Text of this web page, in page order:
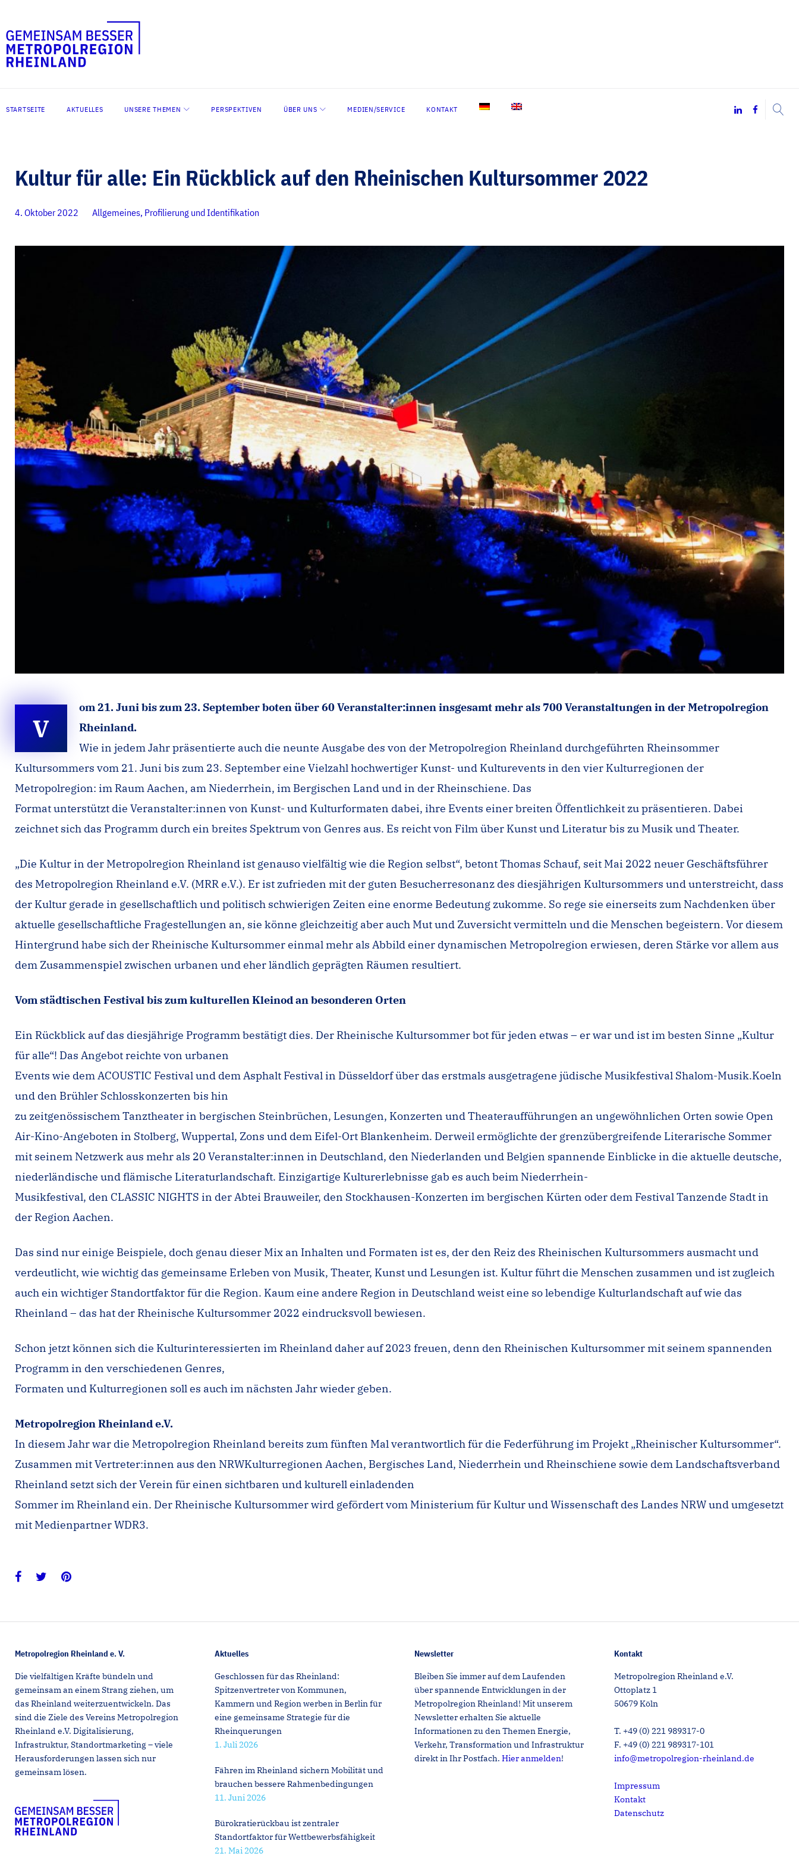
Inhalt
springen
STARTSEITE AKTUELLES UNSERE THEMEN PERSPEKTIVEN ÜBER UNS MEDIEN/SERVICE KONTAKT
Kultur für alle: Ein Rückblick auf den Rheinischen Kultursommer 2022
4. Oktober 2022 Allgemeines, Profilierung und Identifikation
V
om 21. Juni bis zum 23. September boten über 60 Veranstalter:innen insgesamt mehr als 700Veranstaltungen in der Metropolregion
Rheinland.
Wie in jedem Jahr präsentierte auch die neunte Ausgabe des von der Metropolregion Rheinland durchgeführten Rheinsommer
Kultursommers vom 21. Juni bis zum 23. September eine Vielzahl hochwertiger Kunst- und Kulturevents in den vier Kulturregionen der
Metropolregion: im Raum Aachen, am Niederrhein, im Bergischen Land und in der Rheinschiene. Das
Format unterstützt die Veranstalter:innen von Kunst- und Kulturformaten dabei, ihre Events einer breiten Öffentlichkeit zu präsentieren. Dabei
zeichnet sich das Programm durch ein breites Spektrum von Genres aus. Es reicht von Film über Kunst und Literatur bis zu Musik und Theater.
„Die Kultur in der Metropolregion Rheinland ist genauso vielfältig wie die Region selbst“, betont Thomas Schauf, seit Mai 2022 neuer Geschäftsführer
des Metropolregion Rheinland e.V. (MRR e.V.). Er ist zufrieden mit der guten Besucherresonanz des diesjährigen Kultursommers und unterstreicht, dass
der Kultur gerade in gesellschaftlich und politisch schwierigen Zeiten eine enorme Bedeutung zukomme. So rege sie einerseits zum Nachdenken über
aktuelle gesellschaftliche Fragestellungen an, sie könne gleichzeitig aber auch Mut und Zuversicht vermitteln und die Menschen begeistern. Vor diesem
Hintergrund habe sich der Rheinische Kultursommer einmal mehr als Abbild einer dynamischen Metropolregion erwiesen, deren Stärke vor allem aus
dem Zusammenspiel zwischen urbanen und eher ländlich geprägten Räumen resultiert.
Vom städtischen Festival bis zum kulturellen Kleinod an besonderen Orten
Ein Rückblick auf das diesjährige Programm bestätigt dies. Der Rheinische Kultursommer bot für jeden etwas – er war und ist im besten Sinne „Kultur
für alle“! Das Angebot reichte von urbanen
Events wie dem ACOUSTIC Festival und dem Asphalt Festival in Düsseldorf über das erstmals ausgetragene jüdische Musikfestival Shalom-Musik.Koeln
und den Brühler Schlosskonzerten bis hin
zu zeitgenössischem Tanztheater in bergischen Steinbrüchen, Lesungen, Konzerten und Theateraufführungen an ungewöhnlichen Orten sowie Open
Air-Kino-Angeboten in Stolberg, Wuppertal, Zons und dem Eifel-Ort Blankenheim. Derweil ermöglichte der grenzübergreifende Literarische Sommer
mit seinem Netzwerk aus mehr als 20 Veranstalter:innen in Deutschland, den Niederlanden und Belgien spannende Einblicke in die aktuelle deutsche,
niederländische und flämische Literaturlandschaft. Einzigartige Kulturerlebnisse gab es auch beim Niederrhein-
Musikfestival, den CLASSIC NIGHTS in der Abtei Brauweiler, den Stockhausen-Konzerten im bergischen Kürten oder dem Festival Tanzende Stadt in
der Region Aachen.
Das sind nur einige Beispiele, doch genau dieser Mix an Inhalten und Formaten ist es, der den Reiz des Rheinischen Kultursommers ausmacht und
verdeutlicht, wie wichtig das gemeinsame Erleben von Musik, Theater, Kunst und Lesungen ist. Kultur führt die Menschen zusammen und ist zugleich
auch ein wichtiger Standortfaktor für die Region. Kaum eine andere Region in Deutschland weist eine so lebendige Kulturlandschaft auf wie das
Rheinland – das hat der Rheinische Kultursommer 2022 eindrucksvoll bewiesen.
Schon jetzt können sich die Kulturinteressierten im Rheinland daher auf 2023 freuen, denn den Rheinischen Kultursommer mit seinem spannenden
Programm in den verschiedenen Genres,
Formaten und Kulturregionen soll es auch im nächsten Jahr wieder geben.
Metropolregion Rheinland e.V.
In diesem Jahr war die Metropolregion Rheinland bereits zum fünften Mal verantwortlich für die Federführung im Projekt „Rheinischer Kultursommer“.
Zusammen mit Vertreter:innen aus den NRWKulturregionen Aachen, Bergisches Land, Niederrhein und Rheinschiene sowie dem Landschaftsverband
Rheinland setzt sich der Verein für einen sichtbaren und kulturell einladenden
Sommer im Rheinland ein. Der Rheinische Kultursommer wird gefördert vom Ministerium für Kultur und Wissenschaft des Landes NRW und umgesetzt
mit Medienpartner WDR3.
Facebook
TwitterPinterest
Metropolregion Rheinland e. V.
Die vielfältigen Kräfte bündeln und
gemeinsam an einem Strang ziehen, um
das Rheinland weiterzuentwickeln. Das
sind die Ziele des Vereins Metropolregion
Rheinland e.V. Digitalisierung,
Infrastruktur, Standortmarketing – viele
Herausforderungen lassen sich nur
gemeinsam lösen.
Aktuelles
Geschlossen für das Rheinland:
Spitzenvertreter von Kommunen,
Kammern und Region werben in Berlin für
eine gemeinsame Strategie für die
Rheinquerungen
1. Juli 2026
Fähren im Rheinland sichern Mobilität und
brauchen bessere Rahmenbedingungen
11. Juni 2026
Bürokratierückbau ist zentraler
Standortfaktor für Wettbewerbsfähigkeit
21. Mai 2026
Newsletter
Bleiben Sie immer auf dem Laufenden
über spannende Entwicklungen in der
Metropolregion Rheinland! Mit unserem
Newsletter erhalten Sie aktuelle
Informationen zu den Themen Energie,
Verkehr, Transformation und Infrastruktur
direkt in Ihr Postfach. Hier anmelden!
Kontakt
Metropolregion Rheinland e.V.
Ottoplatz 1
50679 Köln
T. +49 (0) 221 989317-0
F. +49 (0) 221 989317-101
info@metropolregion-rheinland.de
Impressum
Kontakt
Datenschutz